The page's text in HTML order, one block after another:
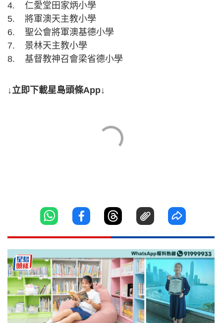
4. 仁愛堂田家炳小學
5. 將軍澳天主教小學
6. 聖公會將軍澳基德小學
7. 景林天主教小學
8. 基督教神召會梁省德小學
↓立即下載星島頭條App↓